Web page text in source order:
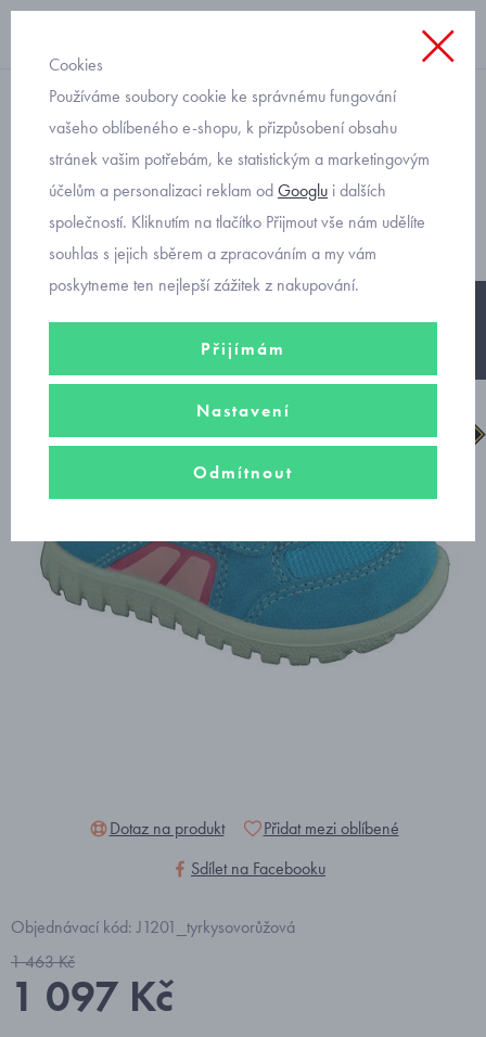
dívčí
Gore-tex Superfit dětské 0-
00190-91 velikost 23
Dotaz na produkt
Přidat mezi oblíbené
Sdílet na Facebooku
Objednávací kód: J1201_tyrkysovorůžová
1 463 Kč
1 097 Kč
Cookies
Používáme soubory cookie ke správnému fungování
vašeho oblíbeného e-shopu, k přizpůsobení obsahu
stránek vašim potřebám, ke statistickým a marketingovým
účelům a personalizaci reklam odGooglu i dalších
společností. Kliknutím na tlačítko Přijmout vše nám udělíte
souhlas s jejich sběrem a zpracováním a my vám
poskytneme ten nejlepší zážitek z nakupování.
Přijímám
Nastavení
Odmítnout